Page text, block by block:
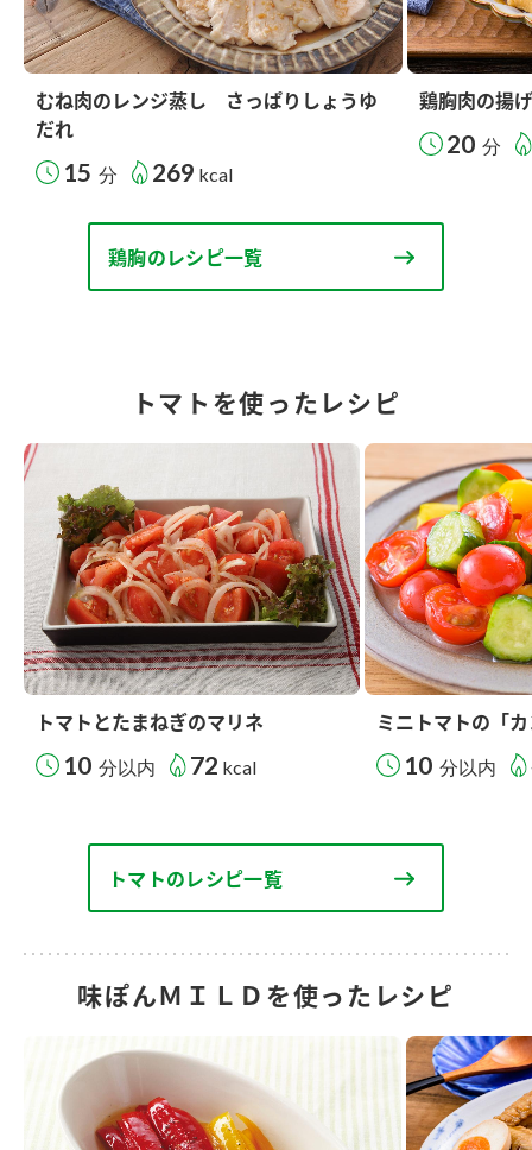
むね肉のレンジ蒸し さっぱりしょうゆ
だれ
15 分 269 kcal
鶏胸肉の揚
20 分
鶏胸のレシピ一覧
トマトを使ったレシピ
トマトとたまねぎのマリネ
10 分以内 72 kcal
ミニトマトの「
10 分以内
トマトのレシピ一覧
味ぽんＭＩＬＤを使ったレシピ